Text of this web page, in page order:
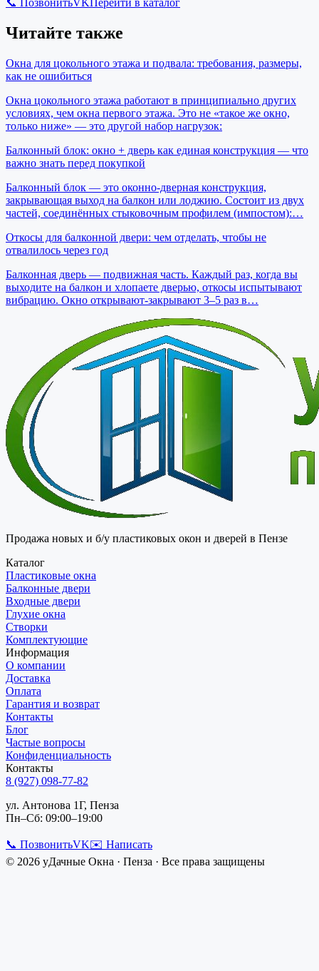
Читайте также
Окна для цокольного этажа и подвала: требования, размеры,
как не ошибиться
Окна цокольного этажа работают в принципиально других
условиях, чем окна первого этажа. Это не «такое же окно,
только ниже» — это другой набор нагрузок:
Балконный блок: окно + дверь как единая конструкция — что
важно знать перед покупкой
Балконный блок — это оконно-дверная конструкция,
закрывающая выход на балкон или лоджию. Состоит из двух
частей, соединённых стыковочным профилем (импостом):…
Откосы для балконной двери: чем отделать, чтобы не
отвалилось через год
Балконная дверь — подвижная часть. Каждый раз, когда вы
выходите на балкон и хлопаете дверью, откосы испытывают
вибрацию. Окно открывают-закрывают 3–5 раз в…
Продажа новых и б/у пластиковых окон и дверей в Пензе
Каталог
Пластиковые окна
Балконные двери
Входные двери
Глухие окна
Створки
Комплектующие
Информация
О компании
Доставка
Оплата
Гарантия и возврат
Контакты
Блог
Частые вопросы
Конфиденциальность
Контакты
8 (927) 098-77-82
ул. Антонова 1Г, Пенза
Пн–Сб: 09:00–19:00
📞 ПозвонитьVK✉️ Написать
© 2026 уДачные Окна · Пенза · Все права защищены